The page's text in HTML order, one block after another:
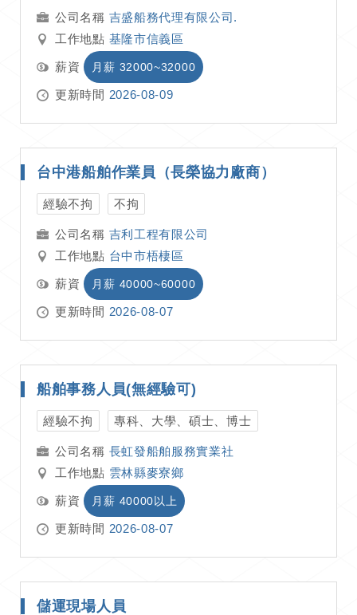
吉盛船務代理有限公司.
工作地點 基隆市信義區
薪資 月薪 32000~32000
更新時間 2026-08-09
台中港船舶作業員（長榮協力廠商）
經驗不拘 不拘
吉利工程有限公司
工作地點 台中市梧棲區
薪資 月薪 40000~60000
更新時間 2026-08-07
船舶事務人員(無經驗可)
經驗不拘 專科、大學、碩士、博士
長虹發船舶服務實業社
工作地點 雲林縣麥寮鄉
薪資 月薪 40000以上
更新時間 2026-08-07
儲運現場人員